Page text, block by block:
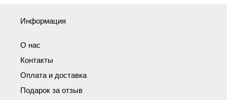
Информация
О нас
Контакты
Оплата и доставка
Подарок за отзыв